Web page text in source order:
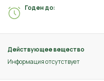
Действующее вещество
Информация отсутствует
Годен до: